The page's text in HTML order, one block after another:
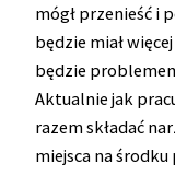
mógł przenieść i
będzie miał
będzie
Aktualnie jak
razem składać
miejsca na środku